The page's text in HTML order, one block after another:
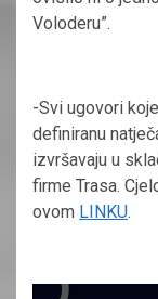
Voloderu”.
-Svi ugovori
definiranu
izvršavaju u
firme Trasa.
ovom LINKU.